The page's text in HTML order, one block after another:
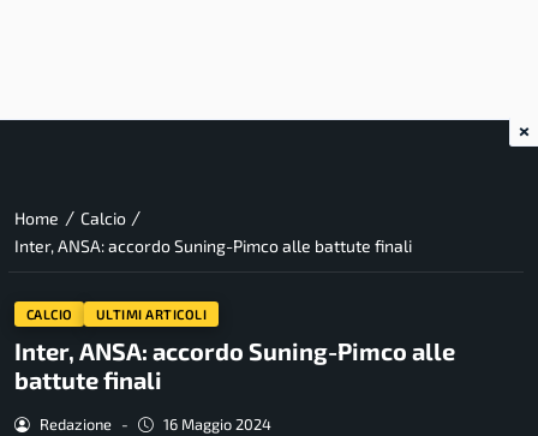
Home / Calcio /
Inter, ANSA: accordo Suning-Pimco alle battute finali
CALCIO ULTIMI ARTICOLI
Inter, ANSA: accordo Suning-Pimco alle
battute finali
Redazione - 16 Maggio 2024
×